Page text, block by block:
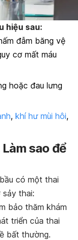
hiệu sau:
đẫm băng vệ
cơ mất máu
hoặc đau lưng
, khí hư mùi hôi,
sao để
có một thai
thai:
bảo thăm khám
triển của thai
bất thường.